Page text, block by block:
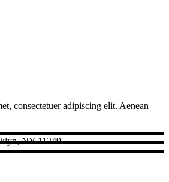
consectetuer adipiscing elit. Aenean
NY 11249